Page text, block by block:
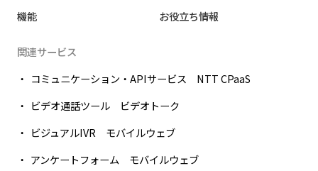
機能
お役立ち情報
関連サービス
コミュニケーション・APIサービス NTT CPaaS
ビデオ通話ツール ビデオトーク
ビジュアルIVR モバイルウェブ
アンケートフォーム モバイルウェブ